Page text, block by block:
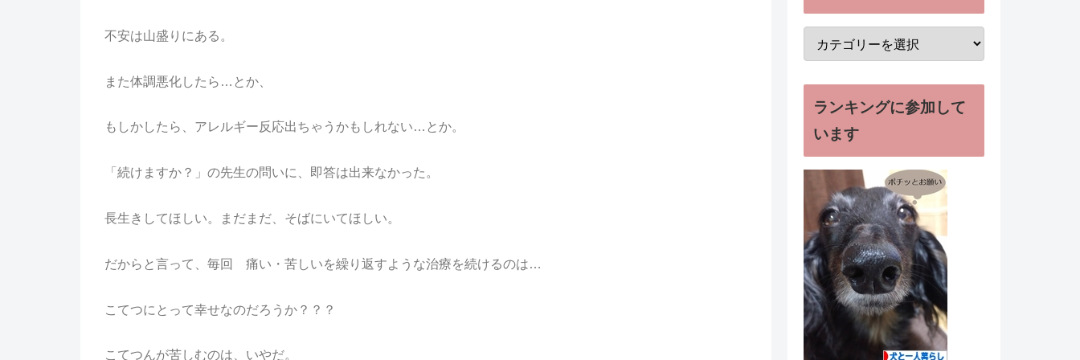
不安は山盛りにある。
また体調悪化したら…とか、
もしかしたら、アレルギー反応出ちゃうかもしれない…とか。
「続けますか？」の先生の問いに、即答は出来なかった。
長生きしてほしい。まだまだ、そばにいてほしい。
だからと言って、毎回 痛い・苦しいを繰り返すような治療を続けるのは…
こてつにとって幸せなのだろうか？？？
こてつんが苦しむのは、いやだ。
ランキングに参加して
います